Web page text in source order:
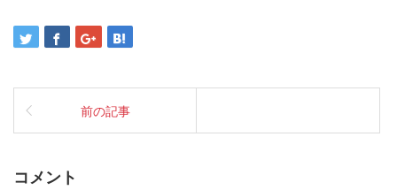
前の記事
コメント